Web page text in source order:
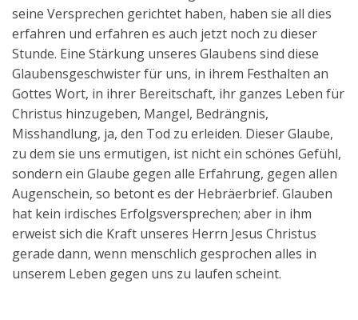
seine Versprechen gerichtet haben, haben sie all dies
erfahren und erfahren es auch jetzt noch zu dieser
Stunde. Eine Stärkung unseres Glaubens sind diese
Glaubensgeschwister für uns, in ihrem Festhalten an
Gottes Wort, in ihrer Bereitschaft, ihr ganzes Leben für
Christus hinzugeben, Mangel, Bedrängnis,
Misshandlung, ja, den Tod zu erleiden. Dieser Glaube,
zu dem sie uns ermutigen, ist nicht ein schönes Gefühl,
sondern ein Glaube gegen alle Erfahrung, gegen allen
Augenschein, so betont es der Hebräerbrief. Glauben
hat kein irdisches Erfolgsversprechen; aber in ihm
erweist sich die Kraft unseres Herrn Jesus Christus
gerade dann, wenn menschlich gesprochen alles in
unserem Leben gegen uns zu laufen scheint.